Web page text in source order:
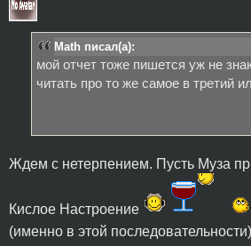
Math писал(а):
мой отчет тоже пишется уж не
читать про то же самое в третий
Ждем с нетерпением. Пусть Муза
Кислое Настроение
(именно в этой